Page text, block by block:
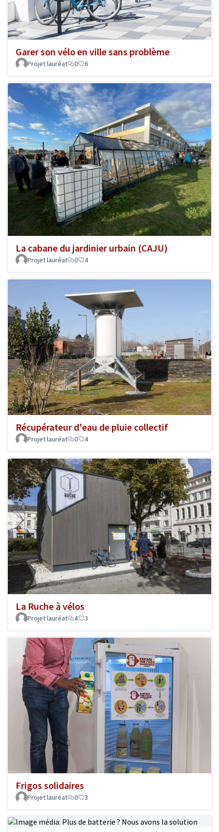
Garer son vélo en ville sans problème
Projet lauréat 0 6
La cabane du jardinier urbain (CAJU)
Projet lauréat 0 4
Récupérateur d'eau de pluie collectif
Projet lauréat 0 4
La Ruche à vélos
Projet lauréat 4 3
Frigos solidaires
Projet lauréat 0 3